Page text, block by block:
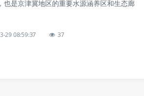
也是京津冀地区的重要水源涵养区和生态廊
29 08:59:37 37